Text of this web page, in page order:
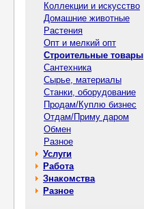
Коллекции и искусство
Домашние животные
Растения
Опт и мелкий опт
Строительные товары
Сантехника
Сырье, материалы
Станки, оборудование
Продам/Куплю бизнес
Отдам/Приму даром
Обмен
Разное
Услуги
Работа
Знакомства
Разное